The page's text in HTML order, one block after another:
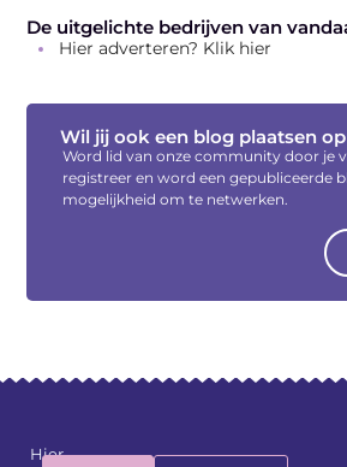
De uitgelichte bedrijven van
Hier adverteren? Klik hier
Wil jij ook een blog plaatsen
Word lid van onze community door je
registreer en word een gepubliceerde
mogelijkheid om te netwerken.
Hier